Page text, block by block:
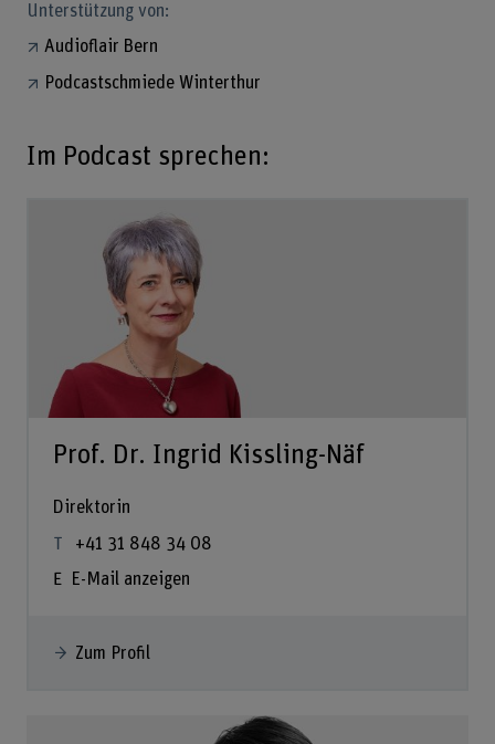
Unterstützung von:
Audioflair Bern
Podcastschmiede Winterthur
Im Podcast sprechen:
Prof. Dr. Ingrid Kissling-Näf
Direktorin
+41 31 848 34 08
E-Mail anzeigen
Zum Profil